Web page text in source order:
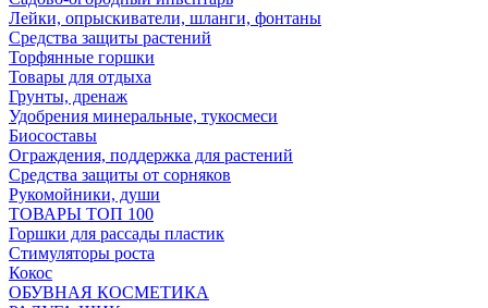
Лейки, опрыскиватели, шланги, фонтаны
Средства защиты растений
Торфянные горшки
Товары для отдыха
Грунты, дренаж
Удобрения минеральные, тукосмеси
Биосоставы
Ограждения, поддержка для растений
Средства защиты от сорняков
Рукомойники, души
ТОВАРЫ ТОП 100
Горшки для рассады пластик
Стимуляторы роста
Кокос
ОБУВНАЯ КОСМЕТИКА